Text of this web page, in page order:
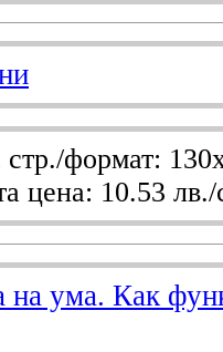
формат:
цена: 10.53 лв./
на ума. Как